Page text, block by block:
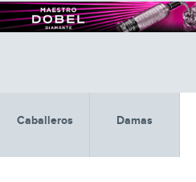
Caballeros Damas